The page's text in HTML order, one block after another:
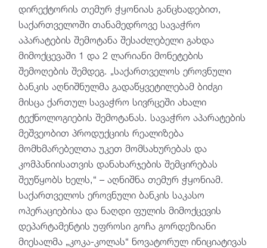
დირექტორის თემურ ჭყონიას განცხადებით,
საქართველოში თანამედროვე სავაჭრო
აპარატების შემოტანა შესაძლებელი გახდა
მიმოქცევაში 1 და 2 ლარიანი მონეტების
შემოღების შემდეგ. „საქართველოს ეროვნული
ბანკის აღნიშნულმა გადაწყვეტილებამ ბიძგი
მისცა ქართულ სავაჭრო სივრცეში ახალი
ტექნოლოგიების შემოტანას. სავაჭრო აპარატების
მეშვეობით პროდუქციის რეალიზება
მომხმარებელთა უკეთ მომსახურებას და
კომპანიისათვის დანახარჯების შემცირებას
შეუწყობს ხელს,“ – აღნიშნა თემურ ჭყონიამ.
საქართველოს ეროვნული ბანკის საკასო
ოპერაციებისა და ნაღდი ფულის მიმოქცევის
დეპარტამენტის უფროსი გოჩა გორდეზიანი
მიესალმა „კოკა-კოლას“ ნოვატორულ ინიციატივას